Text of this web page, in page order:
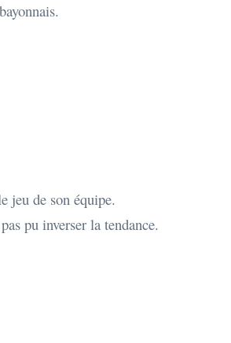
jeu de son équipe.
pu inverser la tendance.